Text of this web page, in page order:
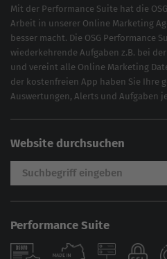
Mit der Performance Suite hat die
Arbeit in unserer Online Marketing
besser macht. Die OSG Performance
wiederkehrende Aufgaben z.B. bei der
und vereint alle Online Marketing
der kostenfreien App haben Sie Ihre
Auswertungen, Alerts und Aufgaben
Website durchsuchen
Performance Suite